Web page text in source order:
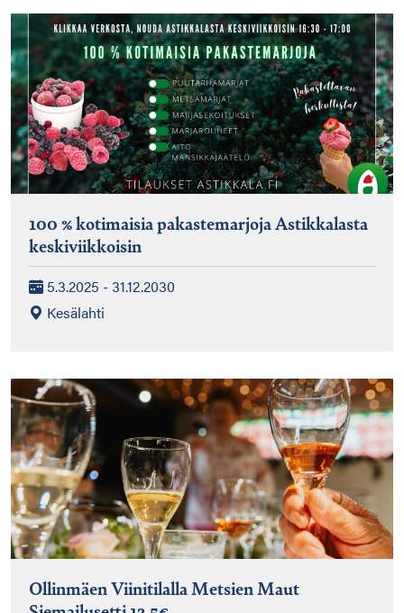
100 % kotimaisia pakastemarjoja Astikkalasta
keskiviikkoisin
5.3.2025 - 31.12.2030
Kesälahti
Ollinmäen Viinitilalla Metsien Maut